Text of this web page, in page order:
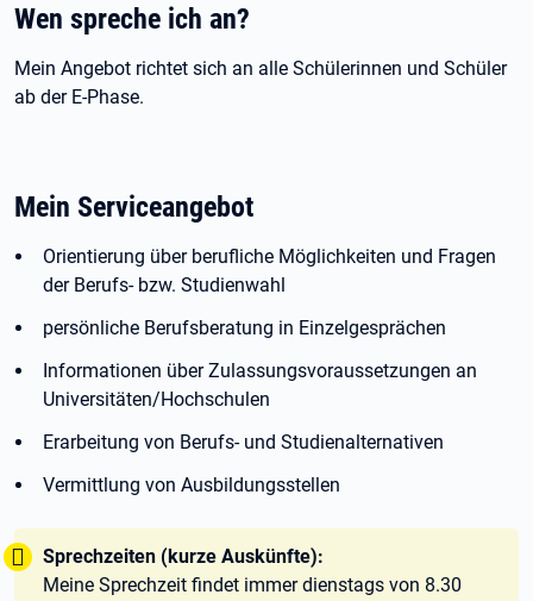
Wen spreche ich an?
Mein Angebot richtet sich an alle Schülerinnen und Schüler
ab der E-Phase.
Mein Serviceangebot
Orientierung über berufliche Möglichkeiten und Fragen
der Berufs- bzw. Studienwahl
persönliche Berufsberatung in Einzelgesprächen
Informationen über Zulassungsvoraussetzungen an
Universitäten/Hochschulen
Erarbeitung von Berufs- und Studienalternativen
Vermittlung von Ausbildungsstellen
Tipp:
Sprechzeiten (kurze Auskünfte):
Meine Sprechzeit findet immer dienstags von 8.30